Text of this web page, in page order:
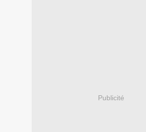
Publicité